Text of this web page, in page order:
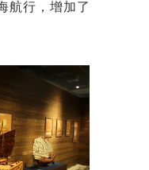
航行，增加了